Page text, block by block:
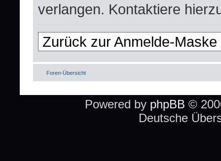
verlangen. Kontaktiere
Zurück zur Anmelde-Maske
Foren-Übersicht
Powered by phpBB ©
Deutsche